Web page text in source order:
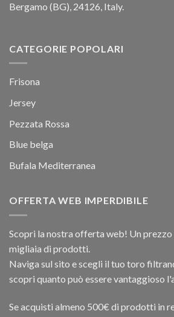
Bergamo (BG), 24126, Italy.
CATEGORIE POPOLARI
Frisona
Jersey
Pezzata Rossa
Blue belga
Bufala Mediterranea
OFFERTA WEB IMPERDIBILE
Scopri la nostra offerta web! Un prezzo
migliaia di prodotti.
Naviga sul sito e scegli il tuo toro
scopri quanto può essere vantaggioso
Se acquisti almeno 500€ di prodotti in